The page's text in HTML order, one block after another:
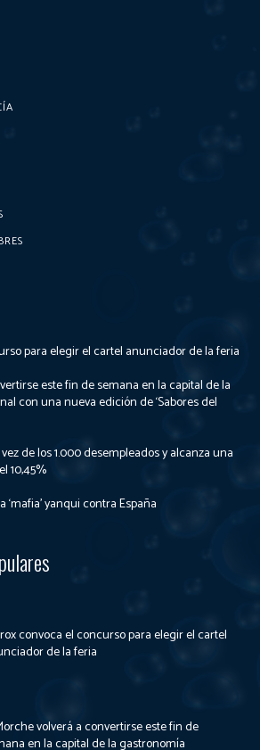
para elegir el cartel anunciador de la feria
este fin de semana en la capital de la
con una nueva edición de ‘Sabores del
de los 1.000 desempleados y alcanza una
10,45%
‘mafia’ yanqui contra España
convoca el concurso para elegir el cartel
de la feria
volverá a convertirse este fin de
en la capital de la gastronomía